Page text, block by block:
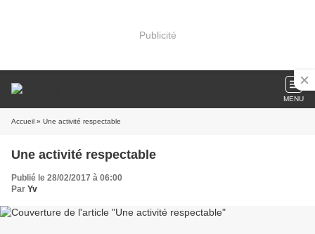
Publicité
MENU
Accueil » Une activité respectable
Une activité respectable
Publié le 28/02/2017 à 06:00
Par Yv